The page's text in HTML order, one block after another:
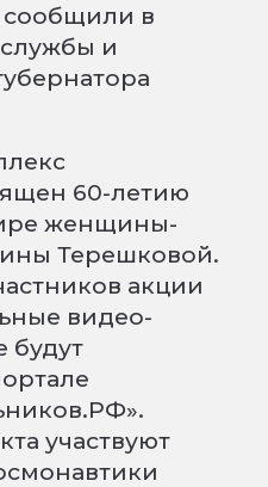
сообщили в
и
60-летию
женщины-
Терешковой.
акции
видео-
будут
участвуют